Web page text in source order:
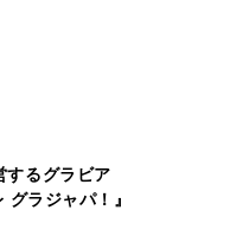
するグラビア
ラジャパ！』